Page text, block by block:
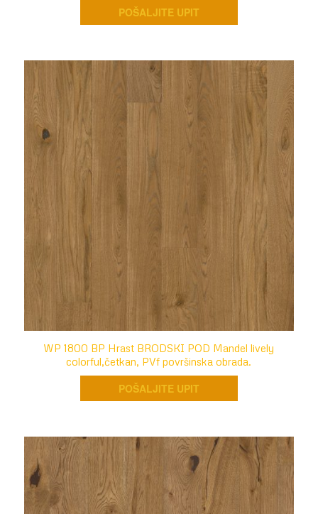
POŠALJITE UPIT
WP 1800 BP Hrast BRODSKI POD Mandel lively
colorful,četkan, PVf površinska obrada.
POŠALJITE UPIT